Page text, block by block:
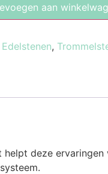
aan
Edelstenen,
deze